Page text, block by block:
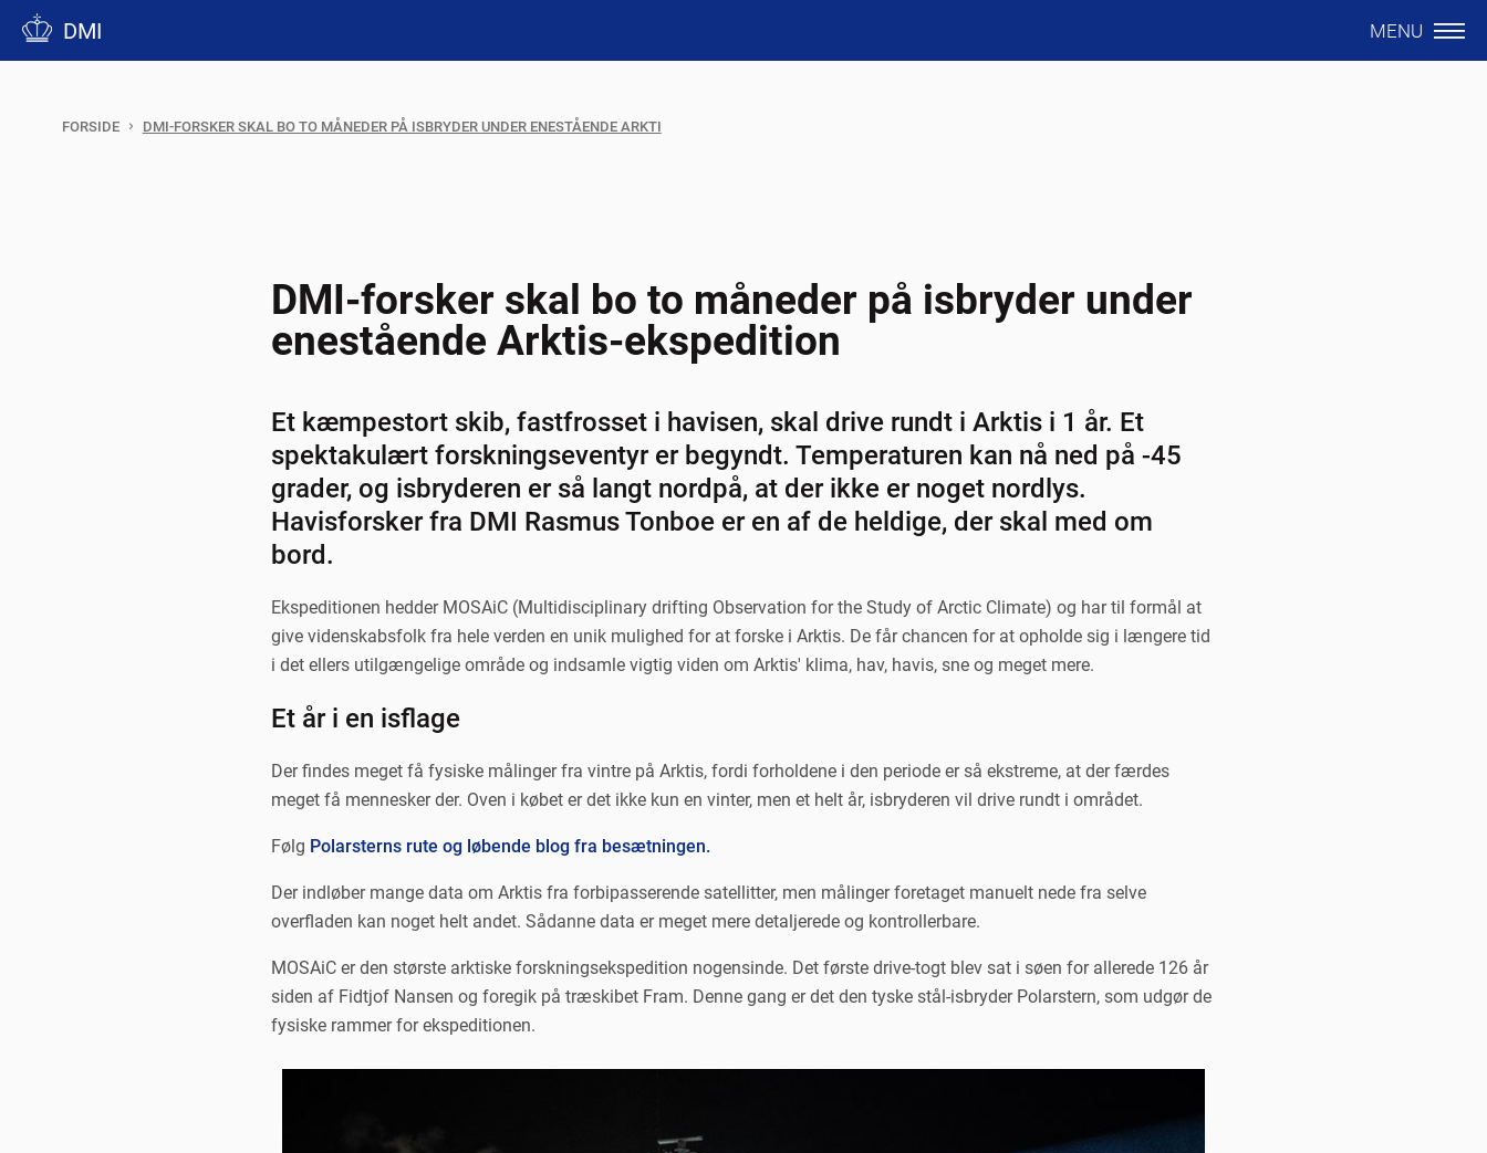
DMI MENU
FORSIDE DMI-FORSKER SKAL BO TO MÅNEDER PÅ ISBRYDER UNDER ENESTÅENDE ARKTI
DMI-forsker skal bo to måneder på isbryder under
enestående Arktis-ekspedition
Et kæmpestort skib, fastfrosset i havisen, skal drive rundt i Arktis i 1 år. Et
spektakulært forskningseventyr er begyndt. Temperaturen kan nå ned på -45
grader, og isbryderen er så langt nordpå, at der ikke er noget nordlys.
Havisforsker fra DMI Rasmus Tonboe er en af de heldige, der skal med om
bord.
Ekspeditionen hedder MOSAiC (Multidisciplinary drifting Observation for the Study of Arctic Climate) og har til formål at
give videnskabsfolk fra hele verden en unik mulighed for at forske i Arktis. De får chancen for at opholde sig i længere tid
i det ellers utilgængelige område og indsamle vigtig viden om Arktis' klima, hav, havis, sne og meget mere.
Et år i en isflage
Der findes meget få fysiske målinger fra vintre på Arktis, fordi forholdene i den periode er så ekstreme, at der færdes
meget få mennesker der. Oven i købet er det ikke kun en vinter, men et helt år, isbryderen vil drive rundt i området.
Følg Polarsterns rute og løbende blog fra besætningen.
Der indløber mange data om Arktis fra forbipasserende satellitter, men målinger foretaget manuelt nede fra selve
overfladen kan noget helt andet. Sådanne data er meget mere detaljerede og kontrollerbare.
MOSAiC er den største arktiske forskningsekspedition nogensinde. Det første drive-togt blev sat i søen for allerede 126 år
siden af Fidtjof Nansen og foregik på træskibet Fram. Denne gang er det den tyske stål-isbryder Polarstern, som udgør de
fysiske rammer for ekspeditionen.